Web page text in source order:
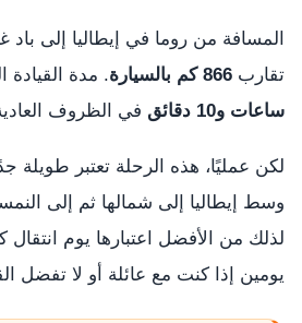
المسافة من روما في إيطاليا إلى
تقارب 866 كم بالسيارة . مدة القيادة
ساعات و10 دقائق
في الظروف
لكن عمليًا، هذه الرحلة تعتبر طويلة
وسط إيطاليا إلى شمالها ثم إلى
لذلك من الأفضل اعتبارها يوم
يومين إذا كنت مع عائلة أو لا تفضل